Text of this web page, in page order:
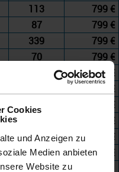
Cookies
und Anzeigen zu
Medien anbieten
Website zu
113
799 €
87
799 €
339
799 €
70
799 €
925 €
949 €
256
949 €
955 €
17
999 €
52 1.099 €